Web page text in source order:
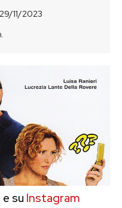
29/11/2023
e su Instagram